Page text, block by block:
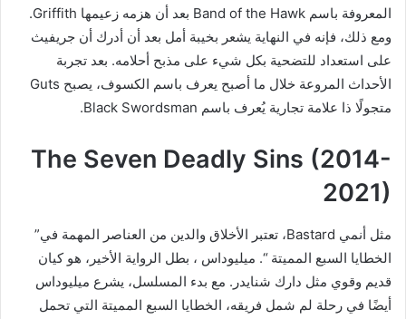
المعروفة باسم Band of the Hawk بعد أن هزمه زعيمها Griffith.
ومع ذلك، فإنه في النهاية يشعر بخيبة أمل بعد أن أدرك أن جريفيث
على استعداد للتضحية بكل شيء على مذبح أحلامه. بعد تجربة
الأحداث المروعة خلال ما أصبح يعرف باسم الكسوف، يصبح Guts
متجولًا ذا علامة تجارية يُعرف باسم Black Swordsman.
The Seven Deadly Sins (2014-
2021)
مثل أنمي Bastard، تعتبر الأخلاق والدين من العناصر المهمة في”
الخطايا السبع المميتة “. ميليوداس ، بطل الرواية الأخير، هو كيان
قديم وقوي مثل دارك شنايدر. مع بدء المسلسل، يشرع ميليوداس
أيضًا في رحلة لم شمل فريقه، الخطايا السبع المميتة التي تحمل